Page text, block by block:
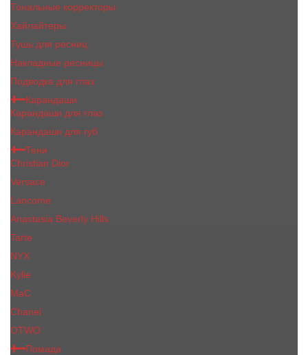
Тональные корректоры
Хайлайтеры
Тушь для ресниц
Накладные ресницы
Подводка для глаз
Карандаши
Карандаши для глаз
Карандаши для губ
Тени
Christian Dior
Versace
Lancome
Anastasia Beverly Hills
Tarte
NYX
Kylie
MaC
Сhanеl
OTWO
Помада